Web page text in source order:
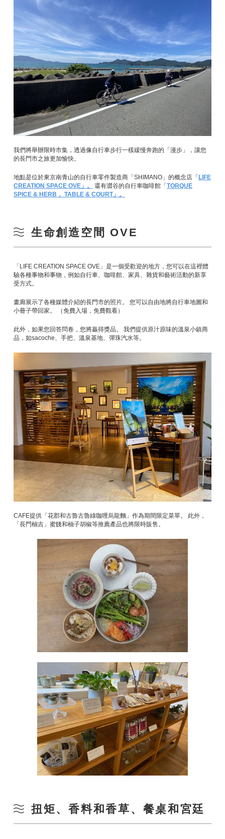
我們將舉辦限時市集，透過像自行車步行一樣緩慢奔跑的「漫步」，讓您
的長門市之旅更加愉快。
地點是位於東京南青山的自行車零件製造商「SHIMANO」的概念店「 LIFE
CREATION SPACE OVE」。
還有澀谷的自行車咖啡館「 TORQUE
SPICE & HERB， TABLE & COURT」。
生命創造空間 OVE
「LIFE CREATION SPACE OVE」是一個受歡迎的地方，您可以在這裡體
驗各種事物和事物，例如自行車、咖啡館、家具、雜貨和藝術活動的新享
受方式。
畫廊展示了各種媒體介紹的長門市的照片。 您可以自由地將自行車地圖和
小冊子帶回家。 （免費入場，免費觀看）
此外，如果您回答問卷，您將贏得獎品。 我們提供原汁原味的溫泉小鎮商
品，如sacoche、手把、溫泉基地、彈珠汽水等。
CAFE提供「花郡和古魯古魯綠咖哩烏龍麵」作為期間限定菜單。 此外，
「長門柚吉」蜜餞和柚子胡椒等推薦產品也將限時販售。
扭矩、香料和香草、餐桌和宮廷